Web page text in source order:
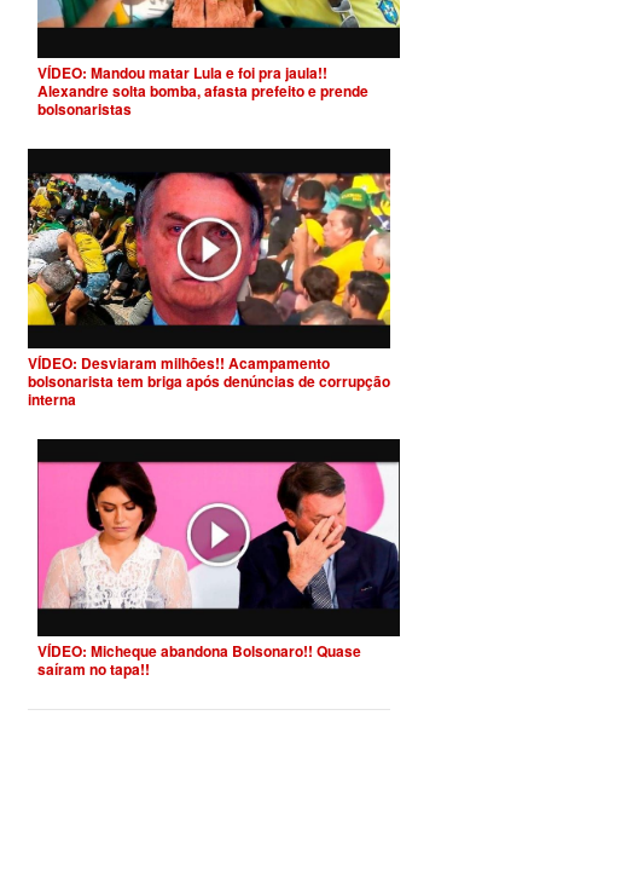
VÍDEO: Mandou matar Lula e foi pra jaula!!
Alexandre solta bomba, afasta prefeito e prende
bolsonaristas
VÍDEO: Desviaram milhões!! Acampamento
bolsonarista tem briga após denúncias de corrupção
interna
VÍDEO: Micheque abandona Bolsonaro!! Quase
saíram no tapa!!